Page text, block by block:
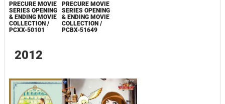
PRECURE MOVIE
SERIES OPENING
& ENDING MOVIE
COLLECTION /
PCXX-50101
PRECURE MOVIE
SERIES OPENING
& ENDING MOVIE
COLLECTION /
PCBX-51649
2012